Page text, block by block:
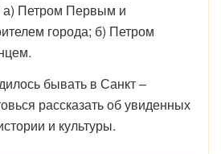
а) Петром Первым и
города; б) Петром
бывать в Санкт –
рассказать об увиденных
и культуры.